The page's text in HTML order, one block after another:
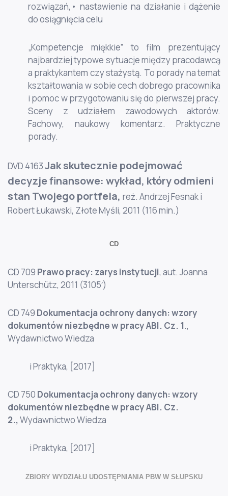
rozwiązań,• nastawienie na działanie i dążenie
do osiągnięcia celu
„Kompetencje miękkie” to film prezentujący
najbardziej typowe sytuacje między pracodawcą
a praktykantem czy stażystą. To porady na temat
kształtowania w sobie cech dobrego pracownika
i pomoc w przygotowaniu się do pierwszej pracy.
Sceny z udziałem zawodowych aktorów.
Fachowy, naukowy komentarz. Praktyczne
porady.
DVD 4163Jak skutecznie podejmować
decyzje finansowe: wykład, który odmieni
stan Twojego portfela, reż. Andrzej Fesnak i
Robert Łukawski, Złote Myśli, 2011 (116 min.)
CD
CD 709 Prawo pracy: zarys instytucji, aut. Joanna
Unterschütz, 2011 (3105′)
CD 749 Dokumentacja ochrony danych: wzory
dokumentów niezbędne w pracy ABI. Cz. 1.,
Wydawnictwo Wiedza
i Praktyka, [2017]
CD 750 Dokumentacja ochrony danych: wzory
dokumentów niezbędne w pracy ABI. Cz.
2.,Wydawnictwo Wiedza
i Praktyka, [2017]
ZBIORY WYDZIAŁU UDOSTĘPNIANIA PBW W SŁUPSKU